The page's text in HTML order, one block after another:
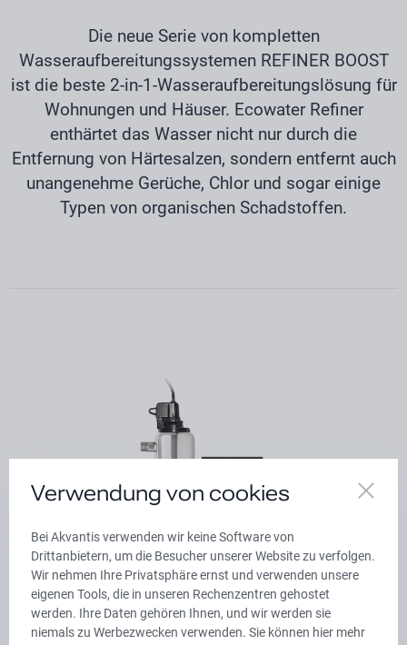
Verwendung von cookies
Bei Akvantis verwenden wir keine Software von
Drittanbietern, um die Besucher unserer Website zu verfolgen.
Wir nehmen Ihre Privatsphäre ernst und verwenden unsere
eigenen Tools, die in unseren Rechenzentren gehostet
werden. Ihre Daten gehören Ihnen, und wir werden sie
niemals zu Werbezwecken verwenden. Sie können hier mehr
Die neue Serie von kompletten
Wasseraufbereitungssystemen REFINER BOOST
ist die beste 2-in-1-Wasseraufbereitungslösung für
Wohnungen und Häuser. Ecowater Refiner
enthärtet das Wasser nicht nur durch die
Entfernung von Härtesalzen, sondern entfernt auch
unangenehme Gerüche, Chlor und sogar einige
Typen von organischen Schadstoffen.